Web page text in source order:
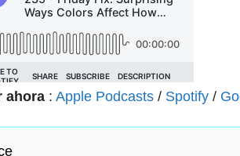
ahora: Apple Podcasts/ Spotify/